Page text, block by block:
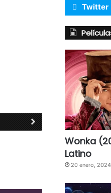
Twitter
Wonka
Latino
20 enero, 2024